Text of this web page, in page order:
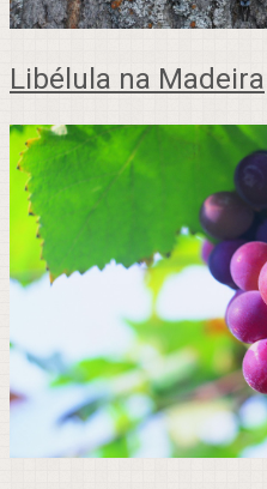
Libélula na Madeira